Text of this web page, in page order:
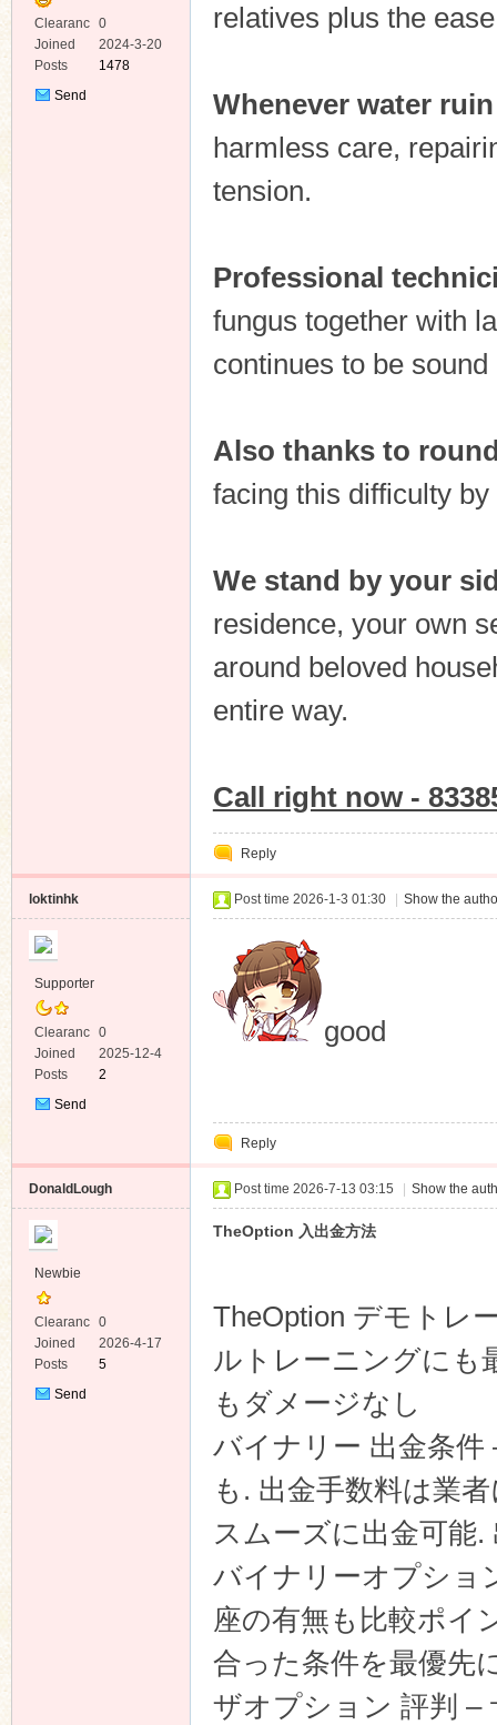
Clearanc
e
0
Joined
2024-3-20
Posts
1478
Send
relatives plus the
Whenever water
harmless care,
tension.
Professional
fungus together with
continues to be
Also thanks to
facing this difficulty
We stand by your
residence, your own
around beloved
entire way.
Call right now -
Reply
loktinhk
Supporter
Clearanc
e
0
Joined
2025-12-4
Posts
2
Send
Post time 2026-1-3 01:30 Show the
good
Reply
DonaldLough
Newbie
Clearanc
e
0
Joined
2026-4-17
Posts
5
Send
Post time 2026-7-13 03:15 Show the
TheOption 入出金方法
TheOption デモトレ
ルトレーニングにも
もダメージなし
バイナリー 出金条
も. 出金手数料は業
スムーズに出金可能
バイナリーオプショ
座の有無も比較ポイ
合った条件を最優先
ザオプション 評判 –